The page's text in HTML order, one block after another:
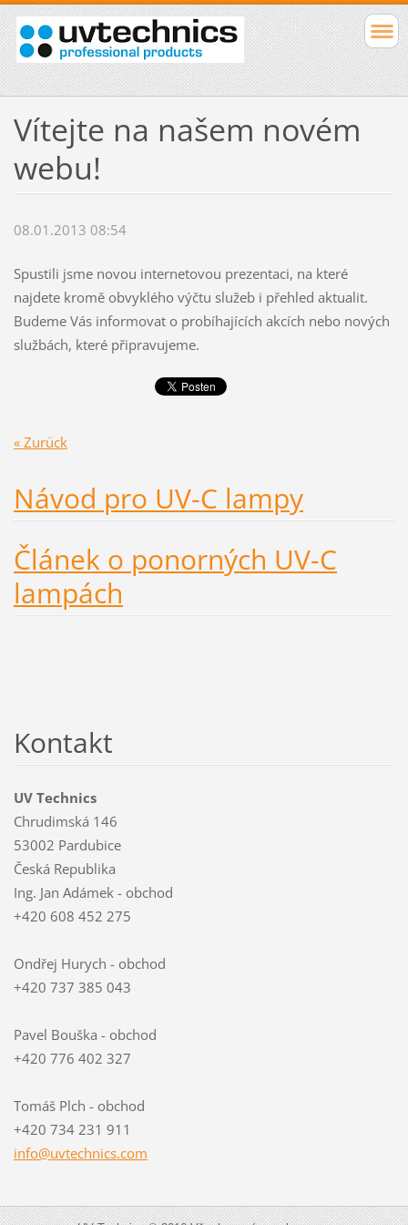
Vítejte na našem novém
webu!
08.01.2013 08:54
Spustili jsme novou internetovou prezentaci, na které
najdete kromě obvyklého výčtu služeb i přehled aktualit.
Budeme Vás informovat o probíhajících akcích nebo nových
službách, které připravujeme.
« Zurück
Návod pro UV-C lampy
Článek o ponorných UV-C
lampách
Kontakt
UV Technics
Chrudimská 146
53002 Pardubice
Česká Republika
Ing. Jan Adámek - obchod
+420 608 452 275
Ondřej Hurych - obchod
+420 737 385 043
Pavel Bouška - obchod
+420 776 402 327
Tomáš Plch - obchod
+420 734 231 911
info@uvtechnics.com